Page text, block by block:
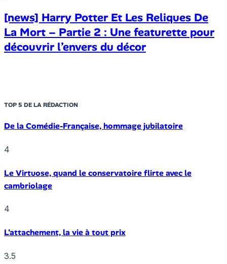
[news] Harry Potter Et Les Reliques De
La Mort – Partie 2 : Une featurette pour
découvrir l’envers du décor
TOP 5 DE LA RÉDACTION
De la Comédie-Française, hommage jubilatoire
4
Le Virtuose, quand le conservatoire flirte avec le
cambriolage
4
L’attachement, la vie à tout prix
3.5